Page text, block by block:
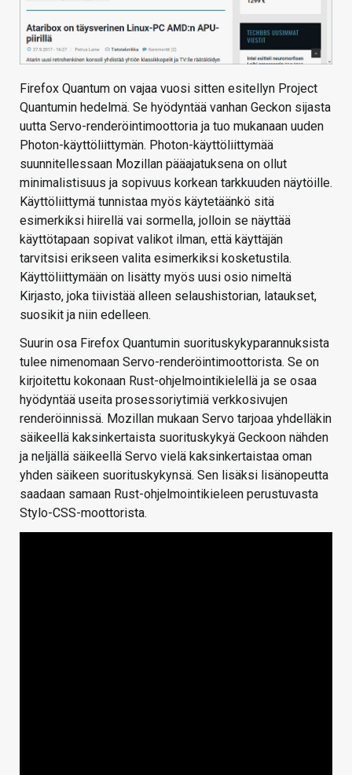
Firefox Quantum on vajaa vuosi sitten esitellyn Project
Quantumin hedelmä. Se hyödyntää vanhan Geckon sijasta
uutta Servo-renderöintimoottoria ja tuo mukanaan uuden
Photon-käyttöliittymän. Photon-käyttöliittymää
suunnitellessaan Mozillan pääajatuksena on ollut
minimalistisuus ja sopivuus korkean tarkkuuden näytöille.
Käyttöliittymä tunnistaa myös käytetäänkö sitä
esimerkiksi hiirellä vai sormella, jolloin se näyttää
käyttötapaan sopivat valikot ilman, että käyttäjän
tarvitsisi erikseen valita esimerkiksi kosketustila.
Käyttöliittymään on lisätty myös uusi osio nimeltä
Kirjasto, joka tiivistää alleen selaushistorian, lataukset,
suosikit ja niin edelleen.
Suurin osa Firefox Quantumin suorituskykyparannuksista
tulee nimenomaan Servo-renderöintimoottorista. Se on
kirjoitettu kokonaan Rust-ohjelmointikielellä ja se osaa
hyödyntää useita prosessoriytimiä verkkosivujen
renderöinnissä. Mozillan mukaan Servo tarjoaa yhdelläkin
säikeellä kaksinkertaista suorituskykyä Geckoon nähden
ja neljällä säikeellä Servo vielä kaksinkertaistaa oman
yhden säikeen suorituskykynsä. Sen lisäksi lisänopeutta
saadaan samaan Rust-ohjelmointikieleen perustuvasta
Stylo-CSS-moottorista.